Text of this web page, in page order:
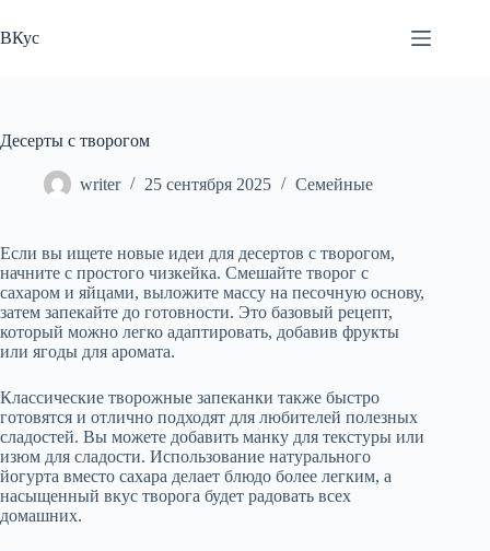
к
сути
ВКус
Десерты с творогом
writer 25 сентября 2025 Семейные
Если вы ищете новые идеи для десертов с творогом,
начните с простого чизкейка. Смешайте творог с
сахаром и яйцами, выложите массу на песочную основу,
затем запекайте до готовности. Это базовый рецепт,
который можно легко адаптировать, добавив фрукты
или ягоды для аромата.
Классические творожные запеканки также быстро
готовятся и отлично подходят для любителей полезных
сладостей. Вы можете добавить манку для текстуры или
изюм для сладости. Использование натурального
йогурта вместо сахара делает блюдо более легким, а
насыщенный вкус творога будет радовать всех
домашних.